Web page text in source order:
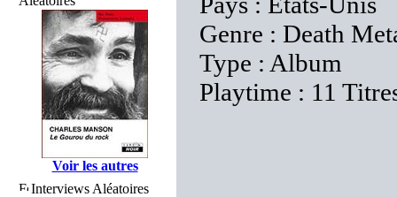
Voir les autres
Interviews Aléatoires
Genre : Death
Type : Album
Playtime : 11